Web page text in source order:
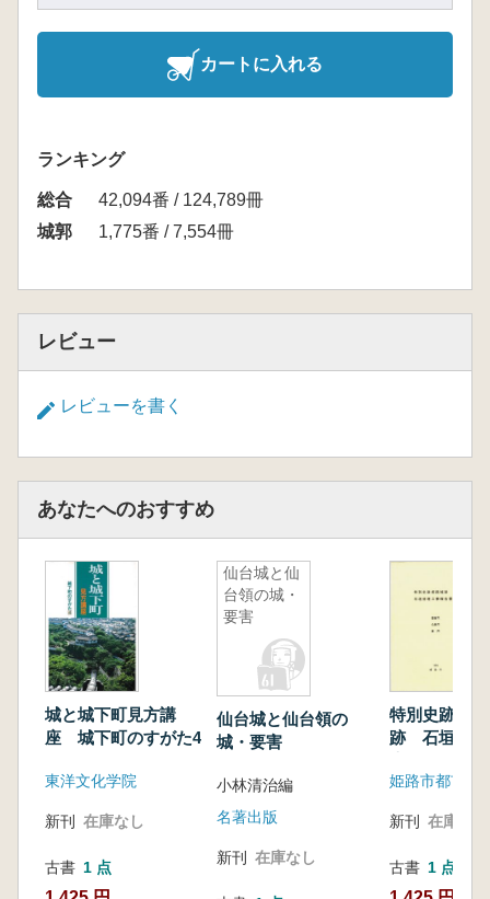
カートに入れる
ランキング
総合
42,094番 / 124,789冊
城郭
1,775番 / 7,554冊
レビュー
レビューを書く
あなたへのおすすめ
城と城下町見方講
座 城下町のすがた4
東洋文化学院
新刊 在庫なし
古書 1 点
仙台城と仙
台領の城・
要害
仙台城と仙台領の
城・要害
小林清治編
名著出版
新刊 在庫なし
特別史跡 姫
跡 石垣修理
門 車門
姫路市都市局
新刊 在庫なし
古書 1 点